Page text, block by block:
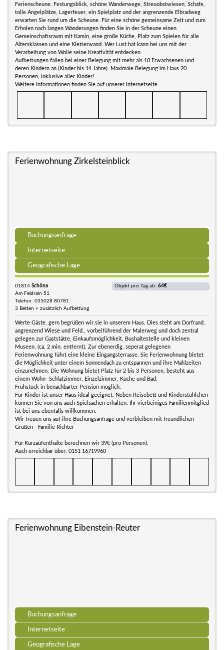
Ferienscheune. Festungsblick, schöne Wanderwege, Streuobstwiesen, Schafe,
tolle Angelplätze, Lagerfeuer, ein Spielplatz und der angrenzende Elbradweg
erwarten Sie rund um die Scheune. Für eine schöne gemeinsame Zeit und zum
Erholen nach langen Wanderungen finden Sie in der Scheune einen
Gemeinschaftsraum mit Kamin, eine große Küche, Platz zum Spielen für alle
Altersklassen und eine Kletterwand. Wer Lust hat kann bei uns mit der
Verarbeitung von Wolle seine Kreativität entdecken.
Aufbettungen fallen bei einer Belegung mit mehr als 10 Erwachsenen und
deren Kindern an (Kinder bis 14 Jahre). Maximale Belegung im Haus 20
Personen, inklusive aller Kinder!
Weitere Informationen finden Sie auf unserer Internetseite.
Ferienwohnung Zirkelsteinblick
Buchungsanfrage
Internetseite
Geografische Lage
01814 Schöna
Am Feldrain 51
Telefon: 035028 80781
3 Betten + zusätzlich Aufbettung
Objekt pro Tag ab: 64€
Werte Gäste, gern begrüßen wir sie in unserem Haus. Dies steht am Dorfrand,
angrenzend Wiese und Feld., vorbeiführend der Malerweg und doch zentral
gelegen zur Gaststätte, Einkaufsmöglichkeit, Bushaltestelle und kleinen
Museen. (ca. 2 min. entfernt). Zur ebenerdig, seperat gelegenen
Ferienwohnung führt eine kleine Eingangsterrasse. Sie Ferienwohnung bietet
die Möglichkeit unter einem Sonnendach zu entspannen und ihre Mahlzeiten
einzunehmen. Die Wohnung bietet Platz für 2 bis 3 Personen, besteht aus
einem Wohn- Schlafzimmer, Einzelzimmer, Küche und Bad.
Frühstück in benachbarter Pension möglich.
Für Kinder ist unser Haus ideal geeignet. Neben Reisebett und Kinderstühlchen
können Sie von uns auch Spielsachen erhalten. Ihr vierbeiniges Familienmitglied
ist bei uns ebenfalls willkommen.
Wir freuen uns auf ihre Buchungsanfrage und verbleiben mit freundlichen
Grüßen - Familie Richter
Für Kurzaufenthalte berechnen wir 39€ (pro Personen).
Auch erreichbar über: 0151 16719960
Ferienwohnung Eibenstein-Reuter
Buchungsanfrage
Internetseite
Geografische Lage